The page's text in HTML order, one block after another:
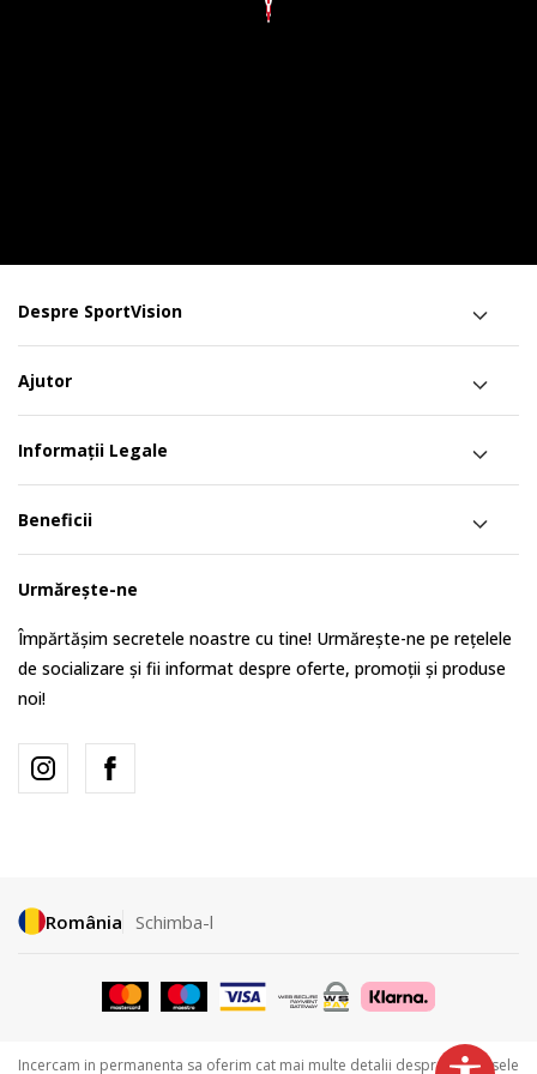
Despre SportVision
Ajutor
Informații Legale
Beneficii
Urmărește-ne
Împărtășim secretele noastre cu tine! Urmărește-ne pe rețelele
de socializare și fii informat despre oferte, promoții și produse
noi!
România Schimba-l
Incercam in permanenta sa oferim cat mai multe detalii despre produsele